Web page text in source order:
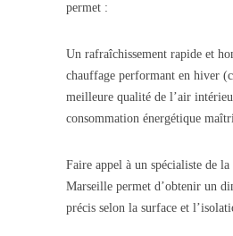
permet :
Un rafraîchissement rapide et
chauffage performant en hiver
meilleure qualité de l’air
consommation énergétique
Faire appel à un spécialiste de
Marseille permet d’obtenir un
précis selon la surface et